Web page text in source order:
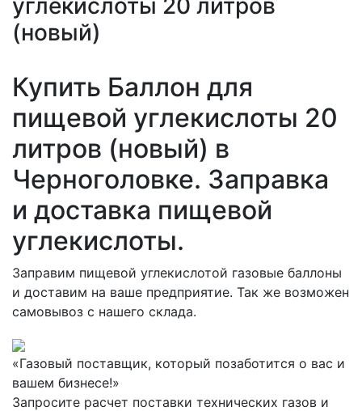
углекислоты 20 литров
(новый)
Купить Баллон для
пищевой углекислоты 20
литров (новый) в
Черноголовке. Заправка
и доставка пищевой
углекислоты.
Заправим пищевой углекислотой газовые баллоны
и доставим на ваше предприятие. Так же возможен
самовывоз с нашего склада.
«Газовый поставщик, который позаботится о вас и
вашем бизнесе!»
Запросите расчет поставки технических газов и